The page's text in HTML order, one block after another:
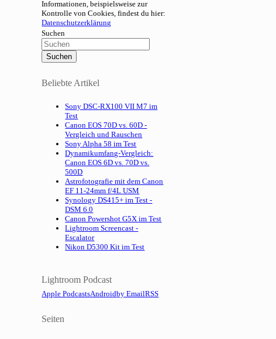
Informationen, beispielsweise zur
Kontrolle von Cookies, findest du hier:
Datenschutzerklärung
Suchen
Beliebte Artikel
Sony DSC-RX100 VII M7 im
Test
Canon EOS 70D vs. 60D -
Vergleich und Rauschen
Sony Alpha 58 im Test
Dynamikumfang-Vergleich:
Canon EOS 6D vs. 70D vs.
500D
Astrofotografie mit dem Canon
EF 11-24mm f/4L USM
Synology DS415+ im Test -
DSM 6.0
Canon Powershot G5X im Test
Lightroom Screencast -
Escalator
Nikon D5300 Kit im Test
Lightroom Podcast
Apple PodcastsAndroidby EmailRSS
Seiten